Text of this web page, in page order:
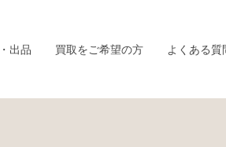
出品 買取をご希望の方 よくある質